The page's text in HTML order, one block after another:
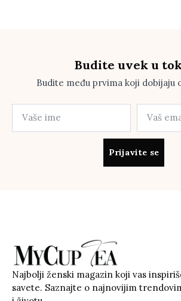
Budite uvek u
Budite među prvima koji dobijaju
Prijavite se
Najbolji ženski magazin koji vas
savete. Saznajte o najnovijim